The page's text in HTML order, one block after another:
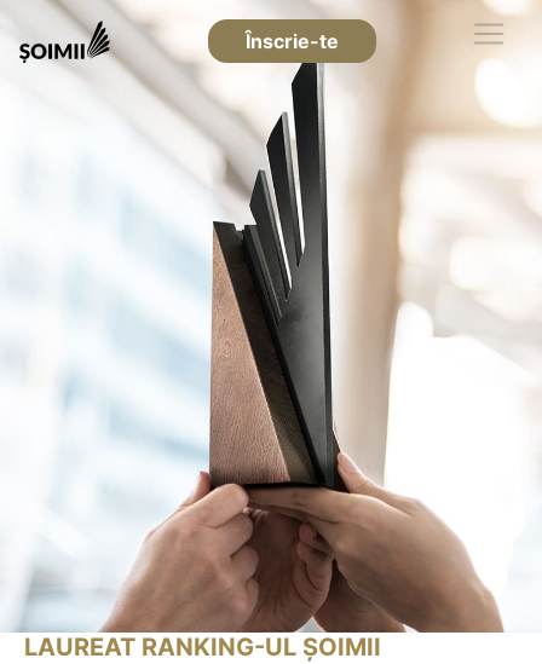
Înscrie-te
LAUREAT RANKING-UL ȘOIMII